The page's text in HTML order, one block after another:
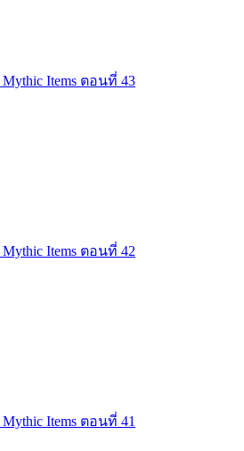
Mythic Items ตอนที่ 43
Mythic Items ตอนที่ 42
Mythic Items ตอนที่ 41